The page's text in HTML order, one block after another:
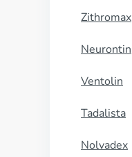
Zithromax
Neurontin
Ventolin
Tadalista
Nolvadex